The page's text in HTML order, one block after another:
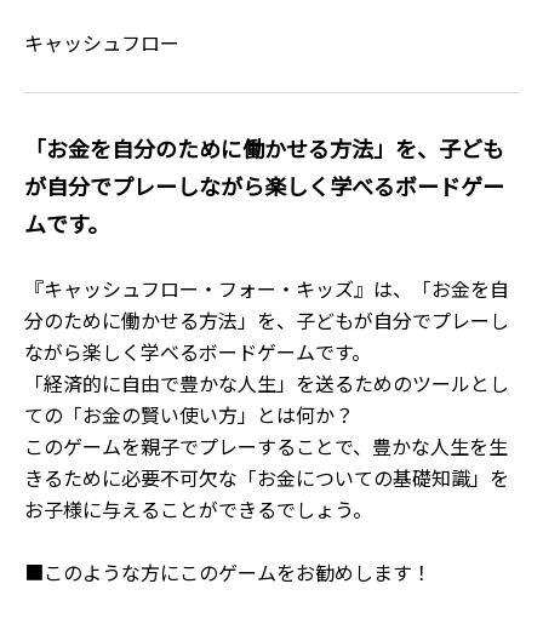
キャッシュフロー
「お金を自分のために働かせる方法」を、子ども
が自分でプレーしながら楽しく学べるボードゲー
ムです。
『キャッシュフロー・フォー・キッズ』は、「お金を自
分のために働かせる方法」を、子どもが自分でプレーし
ながら楽しく学べるボードゲームです。
「経済的に自由で豊かな人生」を送るためのツールとし
ての「お金の賢い使い方」とは何か？
このゲームを親子でプレーすることで、豊かな人生を生
きるために必要不可欠な「お金についての基礎知識」を
お子様に与えることができるでしょう。
■このような方にこのゲームをお勧めします！